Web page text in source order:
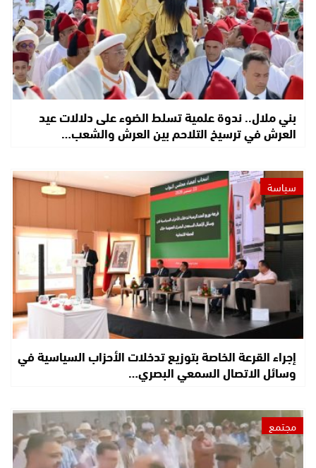
بني ملال.. ندوة علمية تسلط الضوء على دلالات عيد
العرش في ترسيخ التلاحم بين العرش والشعب…
سياسة
إجراء القرعة الخاصة بتوزيع تدخلات الأحزاب السياسية في
وسائل الاتصال السمعي البصري…
مجتمع